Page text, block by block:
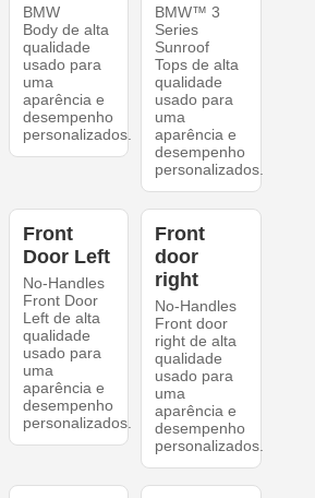
BMW
Body de alta
qualidade
usado para
uma
aparência e
desempenho
personalizados.
BMW™ 3
Series
Sunroof
Tops de alta
qualidade
usado para
uma
aparência e
desempenho
personalizados.
Front
Door Left
No-Handles
Front Door
Left de alta
qualidade
usado para
uma
aparência e
desempenho
personalizados.
Front
door
right
No-Handles
Front door
right de alta
qualidade
usado para
uma
aparência e
desempenho
personalizados.